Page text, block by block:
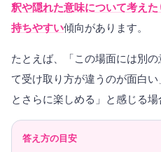
釈や隠れた意味について考え
持ちやすい傾向があります。
たとえば、「この場面には別
て受け取り方が違うのが面白
とさらに楽しめる」と感じる場
答え方の目安